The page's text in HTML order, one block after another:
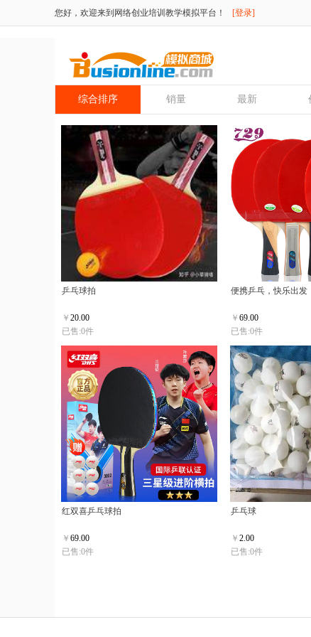
您好，欢迎来到网络创业培训教学模拟平台！ [登录]
综合排序 销量 最新
乒乓球拍
￥ 20.00
已售:0件
便携乒乓，快乐出发
￥ 69.00
已售:0件
红双喜乒乓球拍
￥ 69.00
已售:0件
乒乓球
￥ 2.00
已售:0件